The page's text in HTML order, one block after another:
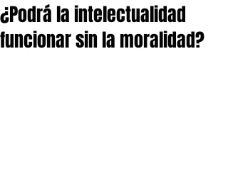
¿Podrá la intelectualidad
funcionar sin la moralidad?